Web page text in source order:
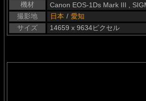
機材
Canon EOS-1Ds Mark III ,
撮影地
日本 / 愛知
サイズ
14659 x 9634ピクセル